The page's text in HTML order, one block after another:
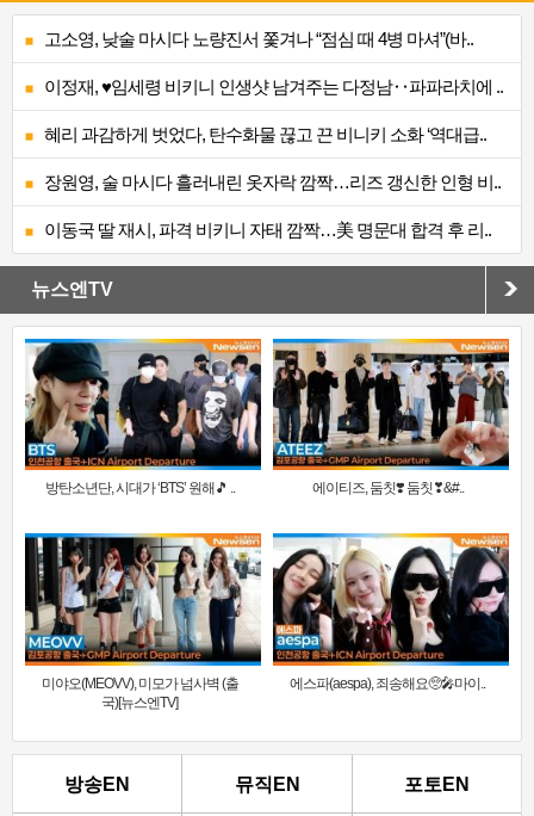
고소영, 낮술 마시다 노량진서 쫓겨나 “점심 때 4병 마셔”(바..
이정재, ♥임세령 비키니 인생샷 남겨주는 다정남‥파파라치에 ..
혜리 과감하게 벗었다, 탄수화물 끊고 끈 비니키 소화 ‘역대급..
장원영, 술 마시다 흘러내린 옷자락 깜짝…리즈 갱신한 인형 비..
이동국 딸 재시, 파격 비키니 자태 깜짝…美 명문대 합격 후 리..
뉴스엔TV
방탄소년단, 시대가 ‘BTS’ 원해🎵 .. 에이티즈, 둠칫❣️ 둠칫❣&#..
미야오(MEOVV), 미모가 넘사벽 (출
국)[뉴스엔TV]
에스파(aespa), 죄송해요🥺🎤마이..
방송EN 뮤직EN 포토EN